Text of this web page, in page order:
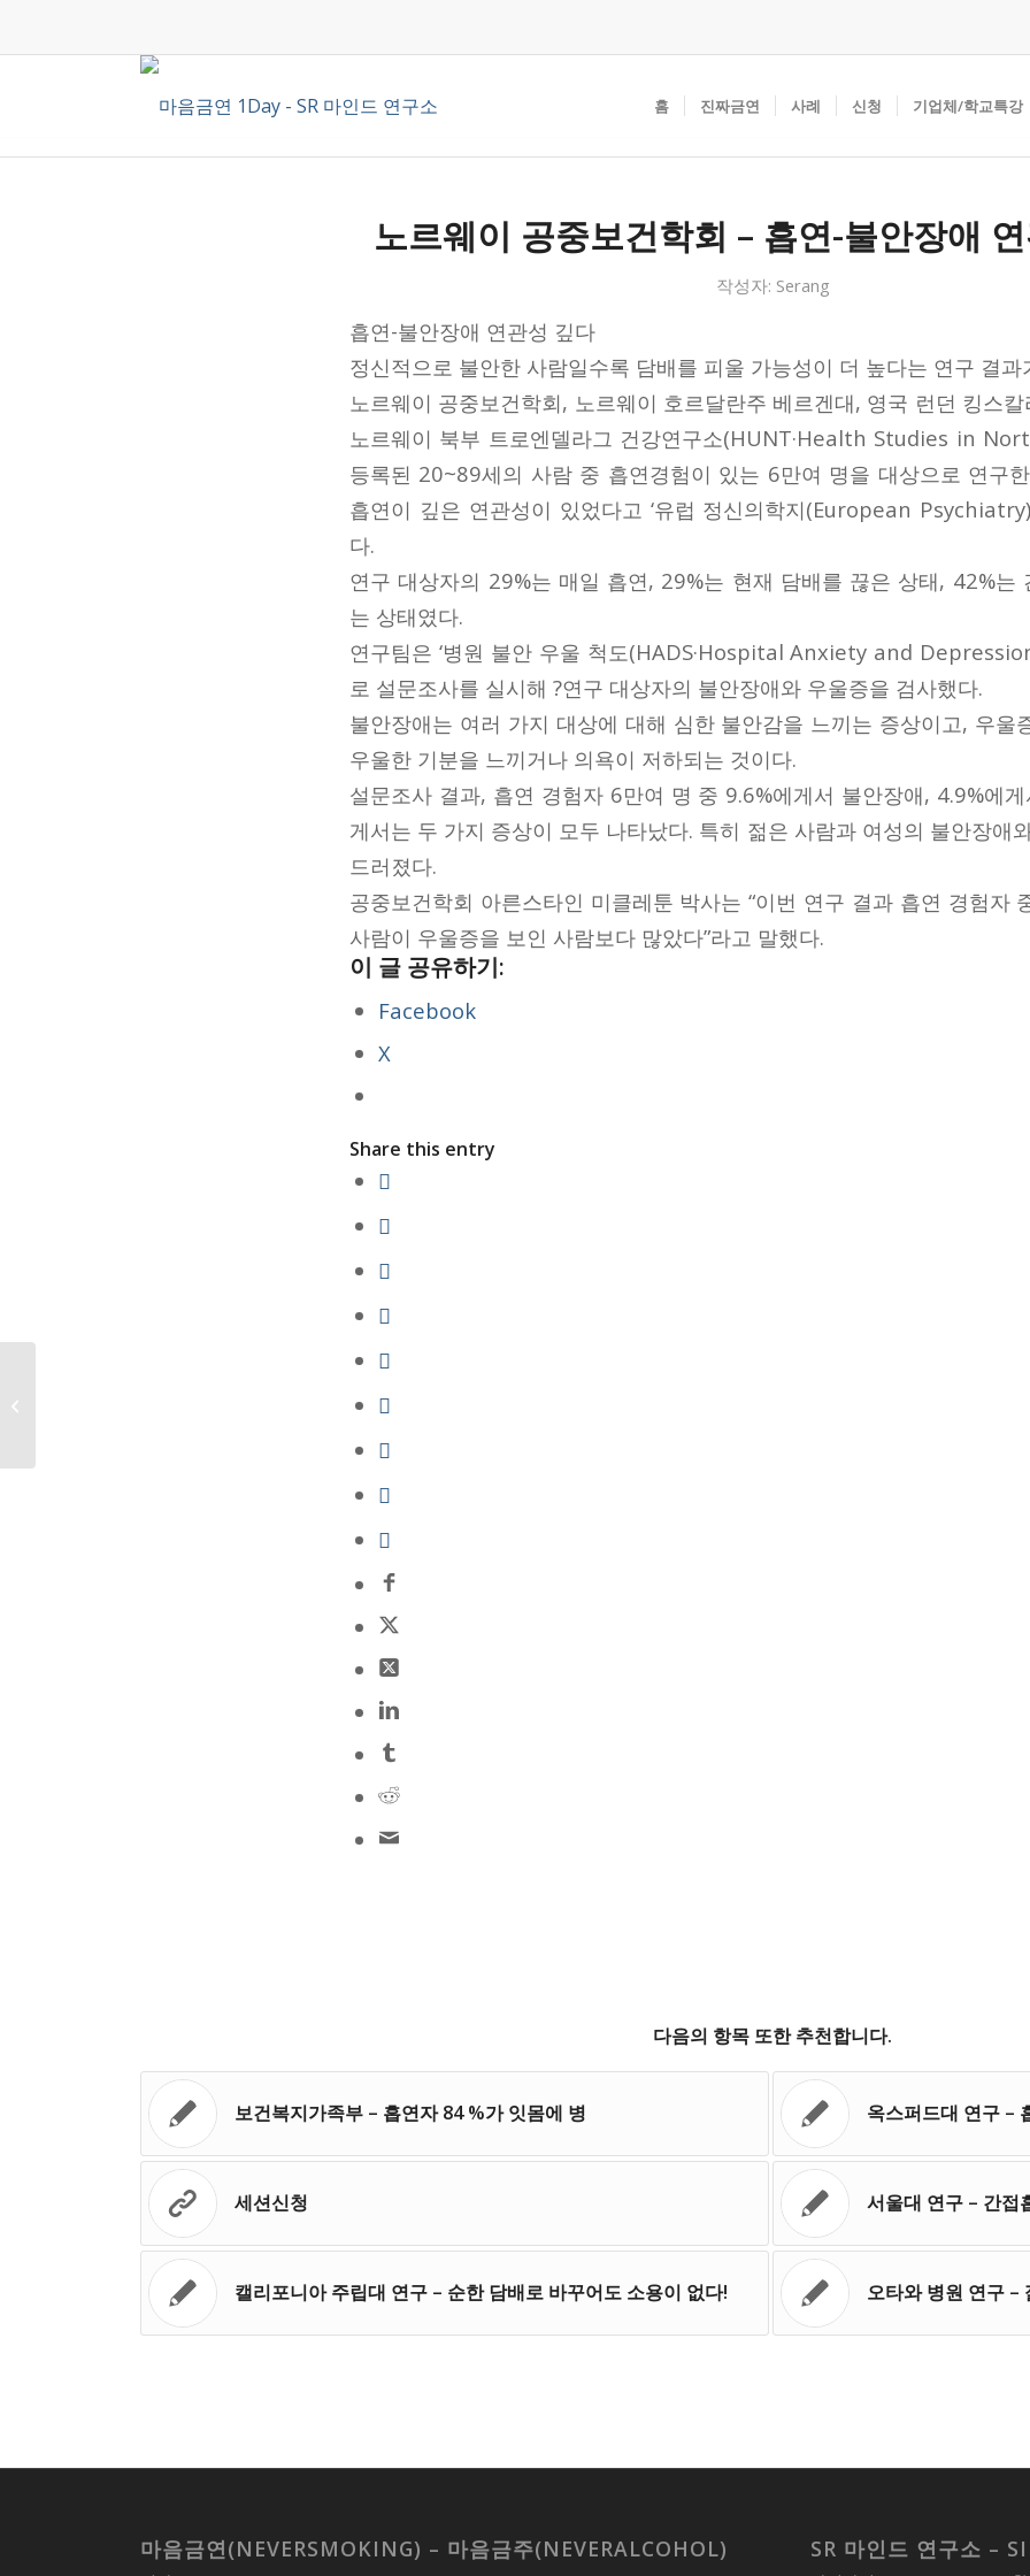
홈 진짜금연 사례 신청 기업체/학교특강
노르웨이 공중보건학회 – 흡연-불안장애
작성자: Serang
흡연-불안장애 연관성 깊다
정신적으로 불안한 사람일수록 담배를 피울 가능성이 더 높다는 연구 결과
노르웨이 공중보건학회, 노르웨이 호르달란주 베르겐대, 영국 런던 킹스
노르웨이 북부 트로엔델라그 건강연구소(HUNT·Health Studies in
등록된 20~89세의 사람 중 흡연경험이 있는 6만여 명을 대상으로 연구
흡연이 깊은 연관성이 있었다고 ‘유럽 정신의학지(European
다.
연구 대상자의 29%는 매일 흡연, 29%는 현재 담배를 끊은 상태, 42%는
는 상태였다.
연구팀은 ‘병원 불안 우울 척도(HADS·Hospital Anxiety and
로 설문조사를 실시해 ?연구 대상자의 불안장애와 우울증을 검사했다.
불안장애는 여러 가지 대상에 대해 심한 불안감을 느끼는 증상이고, 우울
우울한 기분을 느끼거나 의욕이 저하되는 것이다.
설문조사 결과, 흡연 경험자 6만여 명 중 9.6%에게서 불안장애, 4.9%에
게서는 두 가지 증상이 모두 나타났다. 특히 젊은 사람과 여성의 불안장애
드러졌다.
공중보건학회 아른스타인 미클레툰 박사는 “이번 연구 결과 흡연 경험자
사람이 우울증을 보인 사람보다 많았다”라고 말했다.
이 글 공유하기:
Facebook
X
Share this entry
다음의 항목 또한 추천합니다.
보건복지가족부 – 흡연자 84 %가 잇몸에 병 옥스퍼드대 연구 –
세션신청 서울대 연구 – 간접
캘리포니아 주립대 연구 – 순한 담배로 바꾸어도 소용이 없다! 오타와 병원 연구 –
마음금연(NEVERSMOKING) – 마음금주(NEVERALCOHOL) SR 마인드 연구소 –